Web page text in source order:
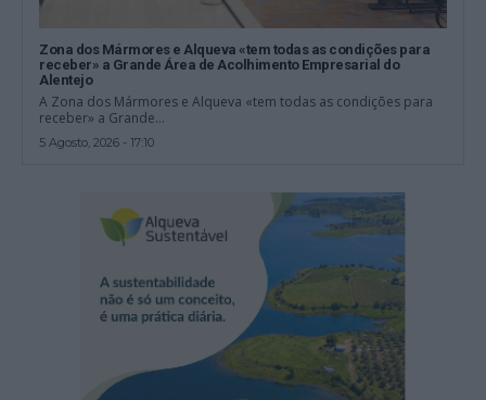
Zona dos Mármores e Alqueva «tem todas as condições para
receber» a Grande Área de Acolhimento Empresarial do
Alentejo
A Zona dos Mármores e Alqueva «tem todas as condições para
receber» a Grande...
5 Agosto, 2026 - 17:10